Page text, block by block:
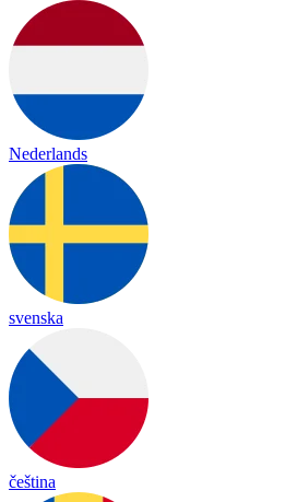
Nederlands
svenska
čeština